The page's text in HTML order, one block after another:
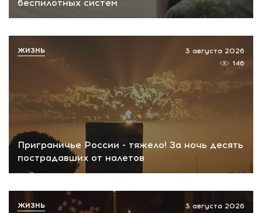
беспилотных систем
Приграничье России - тяжело! За ночь десять
пострадавших от налетов
3 августа 2026
146
ЖИЗНЬ
3 августа 2026
ЖИЗНЬ